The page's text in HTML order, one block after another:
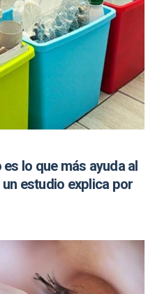
lo que más ayuda al
estudio explica por